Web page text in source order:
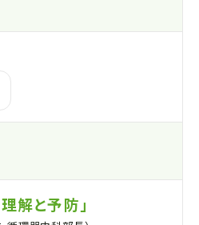
解と予防」